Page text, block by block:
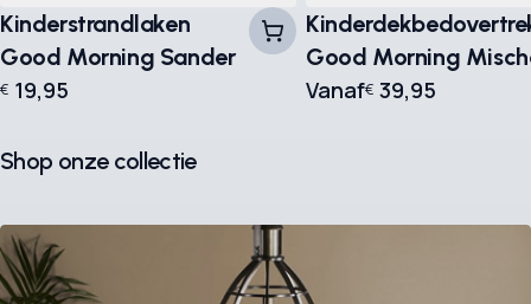
Kinderstrandlaken
Good Morning Sander
€ 19,95
Good Morning
Vanaf€ 39,95
Shop onze collectie